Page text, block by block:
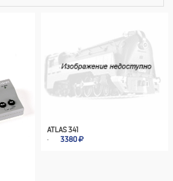
ATLAS 341
3380